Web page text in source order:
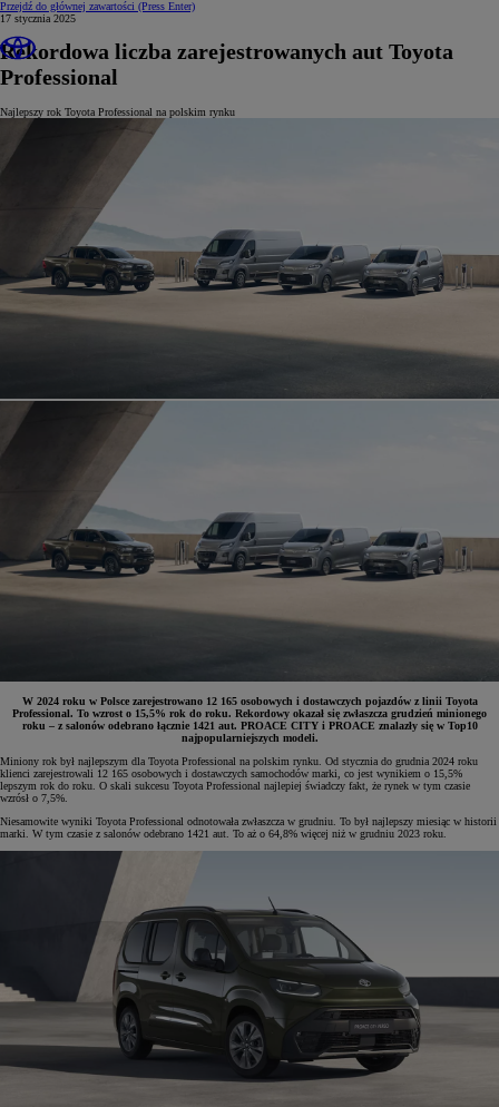
Przejdź do głównej zawartości (Press Enter)
17 stycznia 2025
Rekordowa liczba zarejestrowanych aut Toyota
Professional
Najlepszy rok Toyota Professional na polskim rynku
W 2024 roku w Polsce zarejestrowano 12 165 osobowych i dostawczych pojazdów z linii Toyota
Professional. To wzrost o 15,5% rok do roku. Rekordowy okazał się zwłaszcza grudzień minionego
roku – z salonów odebrano łącznie 1421 aut. PROACE CITY i PROACE znalazły się w Top10
najpopularniejszych modeli.
Miniony rok był najlepszym dla Toyota Professional na polskim rynku. Od stycznia do grudnia 2024 roku
klienci zarejestrowali 12 165 osobowych i dostawczych samochodów marki, co jest wynikiem o 15,5%
lepszym rok do roku. O skali sukcesu Toyota Professional najlepiej świadczy fakt, że rynek w tym czasie
wzrósł o 7,5%.
Niesamowite wyniki Toyota Professional odnotowała zwłaszcza w grudniu. To był najlepszy miesiąc w historii
marki. W tym czasie z salonów odebrano 1421 aut. To aż o 64,8% więcej niż w grudniu 2023 roku.